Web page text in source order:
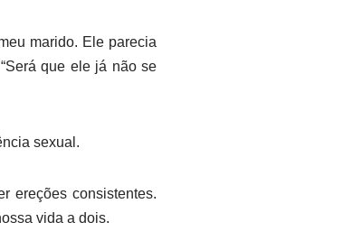
marido. Ele parecia
que ele já não se
sexual.
ereções consistentes.
vida a dois.